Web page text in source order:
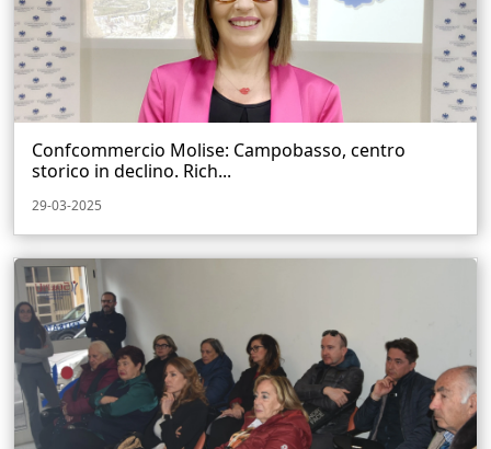
Confcommercio Molise: Campobasso, centro
storico in declino. Rich...
29-03-2025